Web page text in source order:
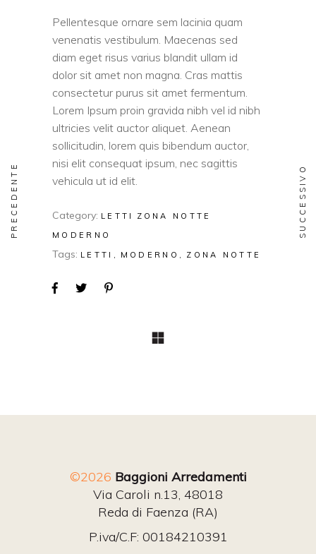
Pellentesque ornare sem lacinia quam
venenatis vestibulum. Maecenas sed
diam eget risus varius blandit ullam id
dolor sit amet non magna. Cras mattis
consectetur purus sit amet fermentum.
Lorem Ipsum proin gravida nibh vel id nibh
ultricies velit auctor aliquet. Aenean
sollicitudin, lorem quis bibendum auctor,
nisi elit consequat ipsum, nec sagittis
vehicula ut id elit.
Category: LETTI
ZONA NOTTE
MODERNO
Tags: LETTI MODERNO ZONA NOTTE
PRECEDENTE SUCCESSIVO
©2026 Baggioni Arredamenti
Via Caroli n.13, 48018
Reda di Faenza (RA)
P.iva/C.F: 00184210391